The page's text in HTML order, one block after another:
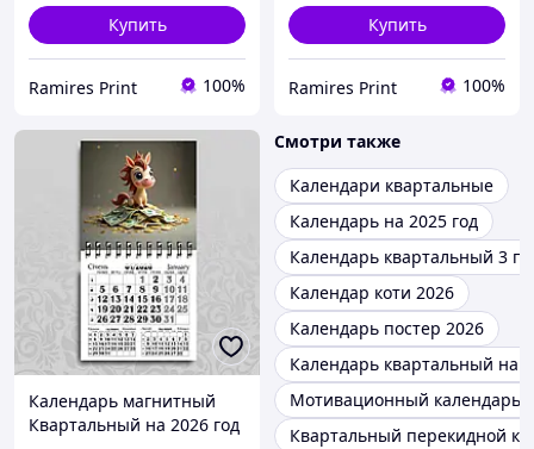
Купить
Ramires Print 100%
Купить
Ramires Print 100%
Календарь магнитный
Квартальный на 2026 год
Смотри также
Календари квартальные
Календарь на 2025 год
Календарь квартальный 3
Календар коти 2026
Календарь постер 2026
Календарь квартальный на
Мотивационный календарь
Квартальный перекидной